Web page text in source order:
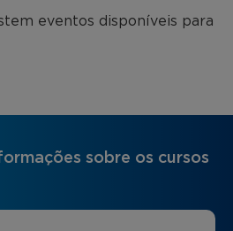
eventos disponíveis para
sobre os cursos